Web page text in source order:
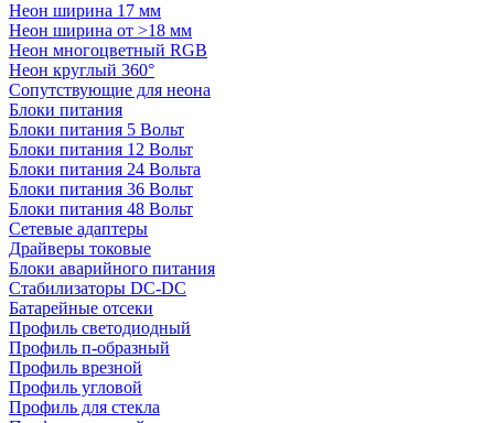
Неон ширина 17 мм
Неон ширина от >18 мм
Неон многоцветный RGB
Неон круглый 360°
Сопутствующие для неона
Блоки питания
Блоки питания 5 Вольт
Блоки питания 12 Вольт
Блоки питания 24 Вольта
Блоки питания 36 Вольт
Блоки питания 48 Вольт
Сетевые адаптеры
Драйверы токовые
Блоки аварийного питания
Стабилизаторы DC-DC
Батарейные отсеки
Профиль светодиодный
Профиль п-образный
Профиль врезной
Профиль угловой
Профиль для стекла